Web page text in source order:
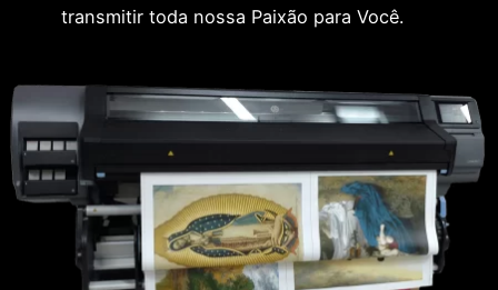
transmitir toda nossa Paixão para Você.